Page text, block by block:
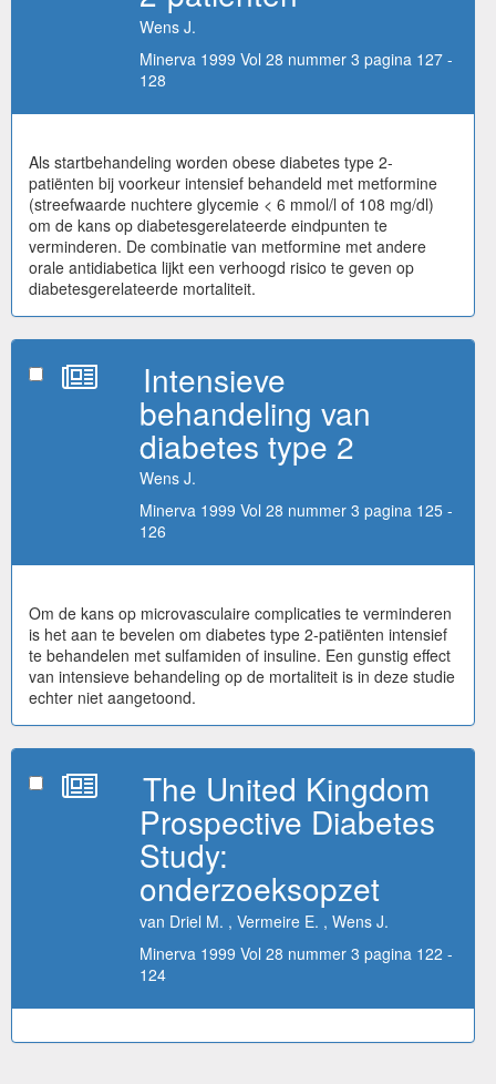
Wens J.
Minerva 1999 Vol 28 nummer 3 pagina 127 -
128
Als startbehandeling worden obese diabetes type 2-
patiënten bij voorkeur intensief behandeld met metformine
(streefwaarde nuchtere glycemie < 6 mmol/l of 108 mg/dl)
om de kans op diabetesgerelateerde eindpunten te
verminderen. De combinatie van metformine met andere
orale antidiabetica lijkt een verhoogd risico te geven op
diabetesgerelateerde mortaliteit.
Intensieve
behandeling van
diabetes type 2
Wens J.
Minerva 1999 Vol 28 nummer 3 pagina 125 -
126
Om de kans op microvasculaire complicaties te verminderen
is het aan te bevelen om diabetes type 2-patiënten intensief
te behandelen met sulfamiden of insuline. Een gunstig effect
van intensieve behandeling op de mortaliteit is in deze studie
echter niet aangetoond.
The United Kingdom
Prospective Diabetes
Study:
onderzoeksopzet
van Driel M. , Vermeire E. , Wens J.
Minerva 1999 Vol 28 nummer 3 pagina 122 -
124